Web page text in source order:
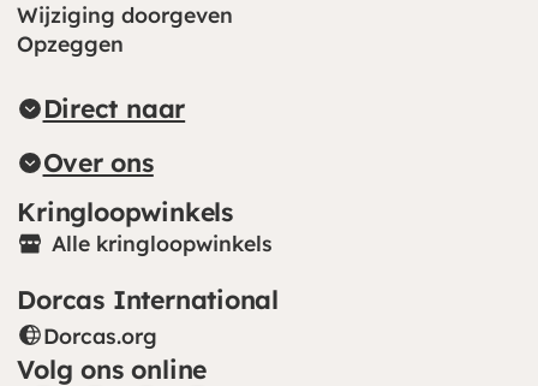
Wijziging doorgeven
Opzeggen
Direct naar
Over ons
Kringloopwinkels
Alle kringloopwinkels
Dorcas International
Dorcas.org
(opent in nieuw venster)
Volg ons online